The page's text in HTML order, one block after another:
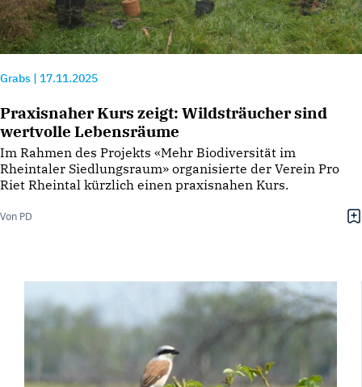
Grabs 17.11.2025
Praxisnaher Kurs zeigt: Wildsträucher sind
wertvolle Lebensräume
Im Rahmen des Projekts «Mehr Biodiversität im
Rheintaler Siedlungsraum» organisierte der Verein Pro
Riet Rheintal kürzlich einen praxisnahen Kurs.
Von PD